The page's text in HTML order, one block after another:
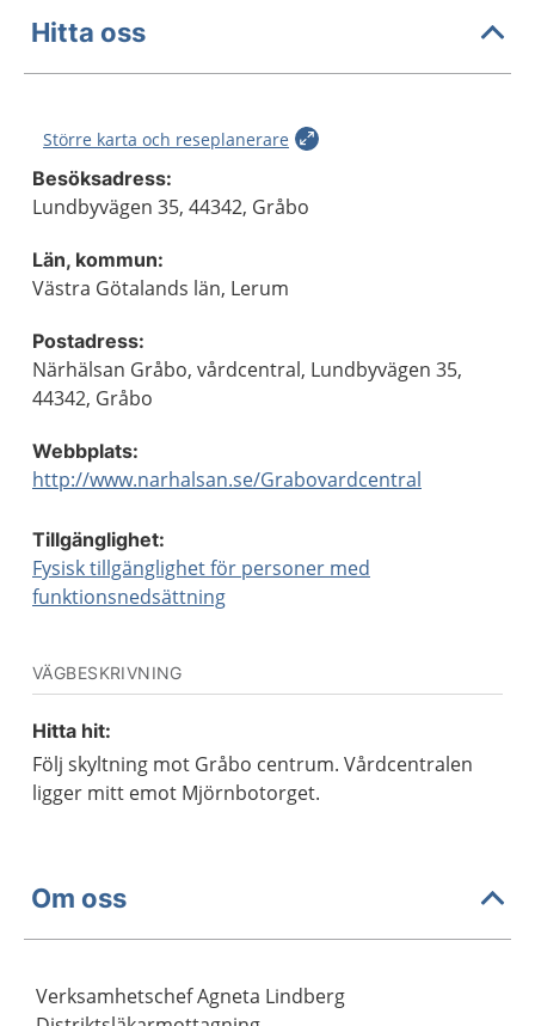
Hitta oss
Större karta och reseplanerare
Besöksadress:
Lundbyvägen 35, 44342, Gråbo
Län, kommun:
Västra Götalands län, Lerum
Postadress:
Närhälsan Gråbo, vårdcentral, Lundbyvägen 35,
44342, Gråbo
Webbplats:
http://www.narhalsan.se/Grabovardcentral
Tillgänglighet:
Fysisk tillgänglighet för personer med
funktionsnedsättning
VÄGBESKRIVNING
Hitta hit:
Följ skyltning mot Gråbo centrum. Vårdcentralen
ligger mitt emot Mjörnbotorget.
Om oss
Verksamhetschef Agneta Lindberg